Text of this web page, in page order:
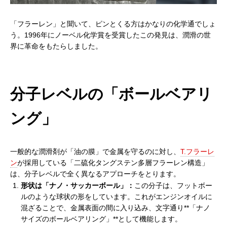
「フラーレン」と聞いて、ピンとくる方はかなりの化学通でしょ
う。1996年にノーベル化学賞を受賞したこの発見は、潤滑の世
界に革命をもたらしました。
分子レベルの「ボールベアリ
ング」
一般的な潤滑剤が「油の膜」で金属を守るのに対し、 T.フラーレ
ンが採用している「二硫化タングステン多層フラーレン構造」
は、分子レベルで全く異なるアプローチをとります。
形状は「ナノ・サッカーボール」： この分子は、フットボー
ルのような球状の形をしています。これがエンジンオイルに
混ざることで、金属表面の間に入り込み、文字通り**「ナノ
サイズのボールベアリング」**として機能します。